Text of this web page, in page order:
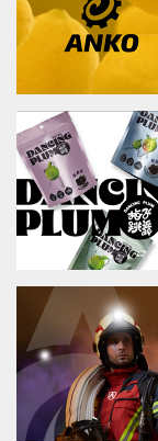
友良紡織/品牌識別/
LahQuest
LahQuest
哈囉地球/品牌形象
Anko
brand identity/
安口食品機械/品牌